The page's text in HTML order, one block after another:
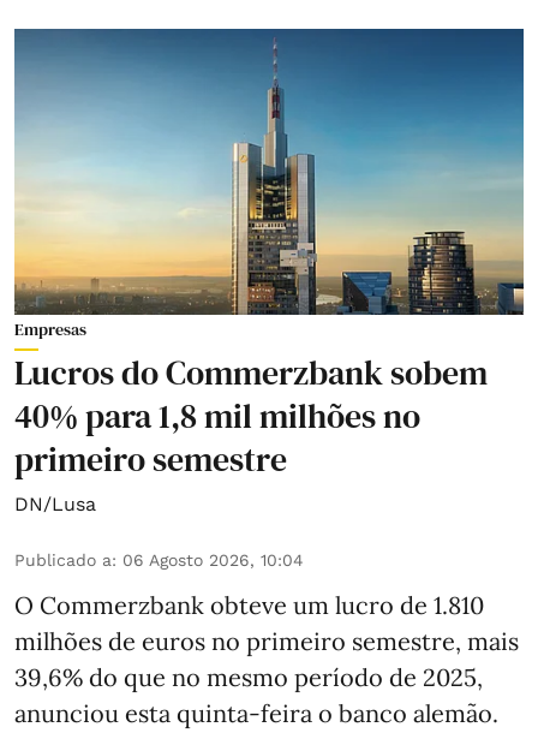
Empresas
Lucros do Commerzbank sobem
40% para 1,8 mil milhões no
primeiro semestre
DN/Lusa
Publicado a: 06 Agosto 2026, 10:04
O Commerzbank obteve um lucro de 1.810
milhões de euros no primeiro semestre, mais
39,6% do que no mesmo período de 2025,
anunciou esta quinta-feira o banco alemão.